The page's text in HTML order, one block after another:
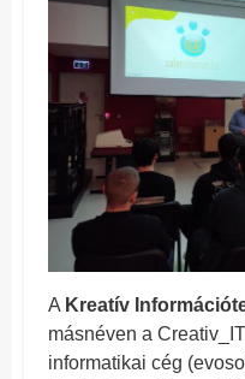
A Kreatív
másnéven a
informatikai cég